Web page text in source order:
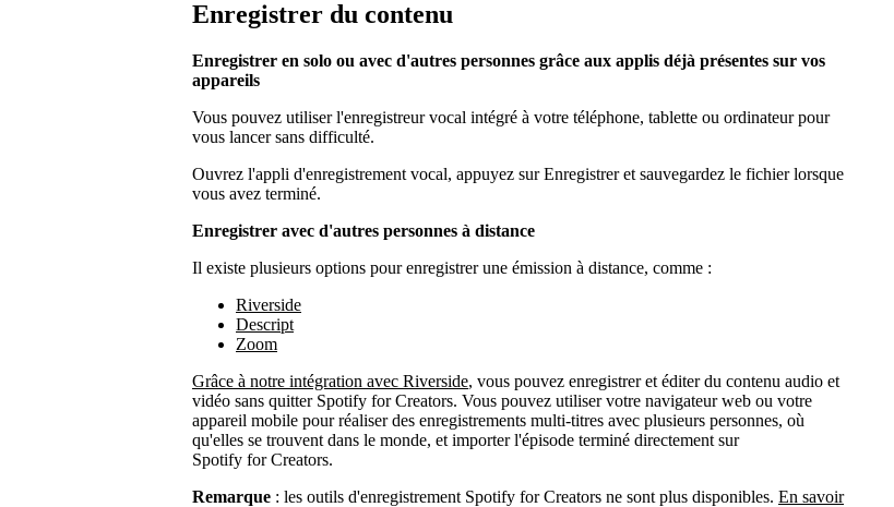
Enregistrer du contenu
Enregistrer en solo ou avec d'autres personnes grâce aux applis déjà présentes sur vos
appareils
Vous pouvez utiliser l'enregistreur vocal intégré à votre téléphone, tablette ou ordinateur pour
vous lancer sans difficulté.
Ouvrez l'appli d'enregistrement vocal, appuyez sur Enregistrer et sauvegardez le fichier lorsque
vous avez terminé.
Enregistrer avec d'autres personnes à distance
Il existe plusieurs options pour enregistrer une émission à distance, comme :
Riverside
Descript
Zoom
Grâce à notre intégration avec Riverside, vous pouvez enregistrer et éditer du contenu audio et
vidéo sans quitter Spotify for Creators. Vous pouvez utiliser votre navigateur web ou votre
appareil mobile pour réaliser des enregistrements multi-titres avec plusieurs personnes, où
qu'elles se trouvent dans le monde, et importer l'épisode terminé directement sur
Spotify for Creators.
Remarque : les outils d'enregistrement Spotify for Creators ne sont plus disponibles. En savoir